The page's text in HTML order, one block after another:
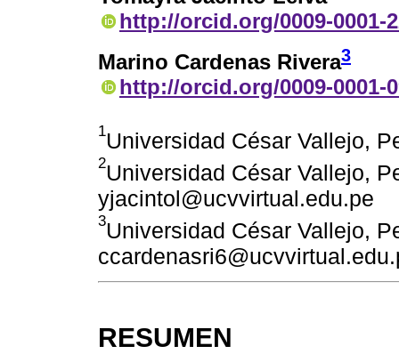
http://orcid.org/0009-0001-
Marino Cardenas Rivera3
http://orcid.org/0009-0001-
1Universidad César Vallejo,
2Universidad César Vallejo,
yjacintol@ucvvirtual.edu.pe
3Universidad César Vallejo,
RESUMEN